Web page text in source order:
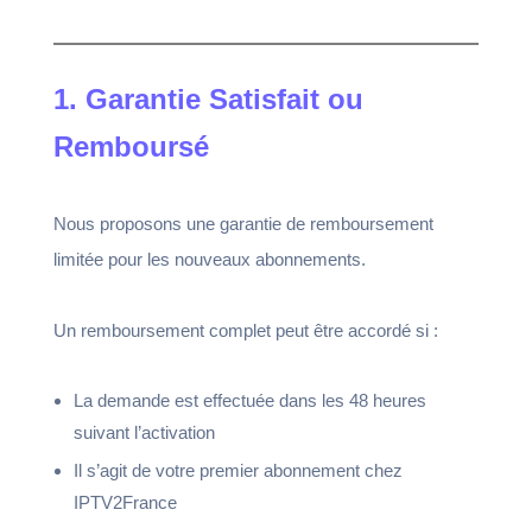
1. Garantie Satisfait ou
Remboursé
Nous proposons une garantie de remboursement
limitée pour les nouveaux abonnements.
Un remboursement complet peut être accordé si :
La demande est effectuée dans les 48 heures
suivant l’activation
Il s’agit de votre premier abonnement chez
IPTV2France